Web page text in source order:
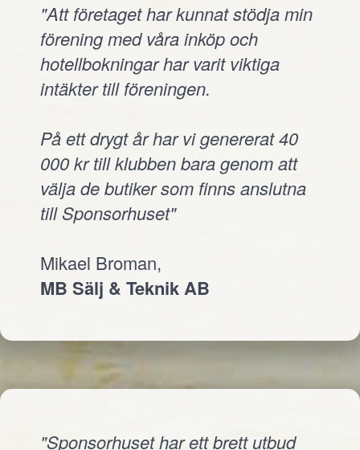
"Att företaget har kunnat stödja min
förening med våra inköp och
hotellbokningar har varit viktiga
intäkter till föreningen.
På ett drygt år har vi genererat 40
000 kr till klubben bara genom att
välja de butiker som finns anslutna
till Sponsorhuset"
Mikael Broman,
MB Sälj & Teknik AB
"Sponsorhuset har ett brett utbud